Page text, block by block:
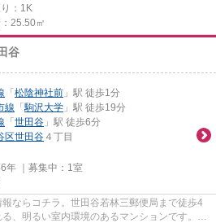
：1K
25.50㎡
谷
「松陰神社前 」駅 徒歩1分
線 「駒沢大学 」駅 徒歩19分
「世田谷 」駅 徒歩6分
区世田谷 ４丁目
年 ｜募集中： 1室
ならコチラ。世田谷若林三郵便局まで徒歩4
、明るい室内環境のあるマンションです。高